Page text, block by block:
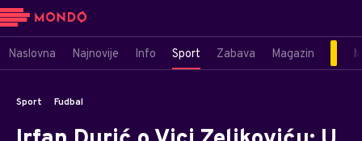
Naslovna Najnovije Info Sport Zabava Magazin
Sport Fudbal